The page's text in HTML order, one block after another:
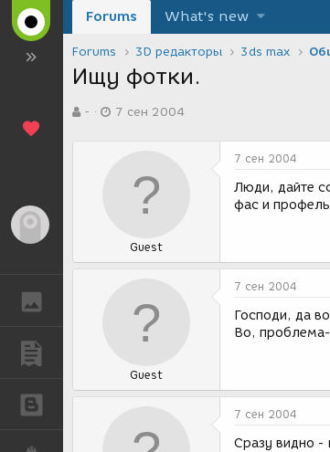
Forums What's new
Forums 3D редакторы 3ds max
Ищу фотки.
в-
а
и
7 сен 2004
Guest
7 сен 2004
Люди, дайте
фас и
Guest
7 сен 2004
Господи, да
Во,
7 сен 2004
Сразу видно -